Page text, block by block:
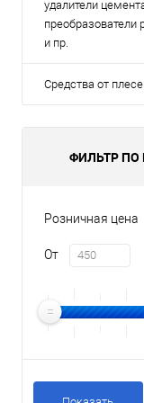
удалители
преобразователи
и пр.
Средства от
ФИЛЬТР ПО
Розничная цена
От